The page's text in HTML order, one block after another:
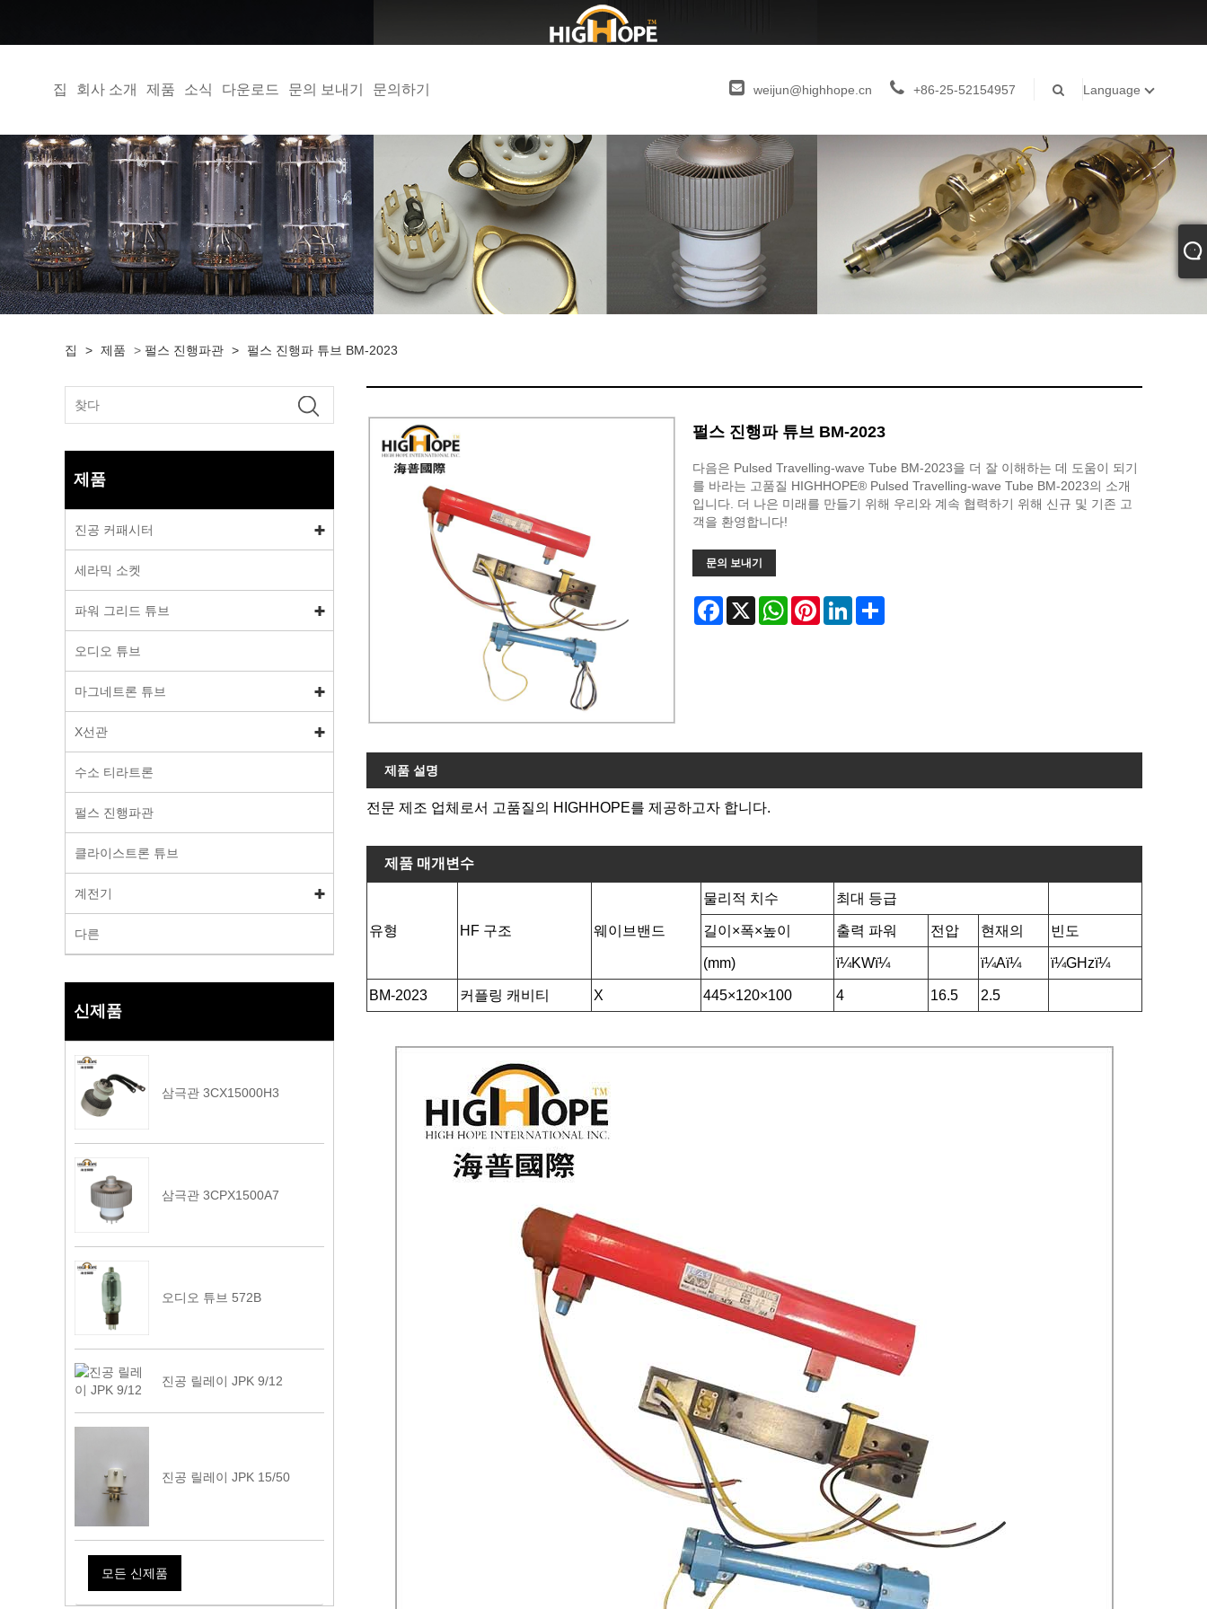
집 회사 소개 제품 소식 다운로드 문의 보내기 문의하기 weijun@highhope.cn +86-25-52154957 Language
집 > 제품 > 펄스 진행파관 > 펄스 진행파 튜브 BM-2023
제품
진공 커패시터
세라믹 소켓
파워 그리드 튜브
오디오 튜브
마그네트론 튜브
X선관
수소 티라트론
펄스 진행파관
클라이스트론 튜브
계전기
다른
신제품
삼극관 3CX15000H3
삼극관 3CPX1500A7
오디오 튜브 572B
진공 릴레이 JPK 9/12
진공 릴레이 JPK 15/50
모든 신제품
펄스 진행파 튜브 BM-2023
다음은 Pulsed Travelling-wave Tube BM-2023을 더 잘 이해하는 데 도움이 되기
를 바라는 고품질 HIGHHOPE® Pulsed Travelling-wave Tube BM-2023의 소개
입니다. 더 나은 미래를 만들기 위해 우리와 계속 협력하기 위해 신규 및 기존 고
객을 환영합니다!
문의 보내기
Facebook
X WhatsAppPinterestLinkedInShare
제품 설명
전문 제조 업체로서 고품질의 HIGHHOPE를 제공하고자 합니다.
제품 매개변수
유형 HF 구조 웨이브밴드
물리적 치수 최대 등급
길이×폭×높이 출력 파워 전압 현재의 빈도
(mm) ï¼KWï¼ ï¼Aï¼ ï¼GHzï¼
BM-2023 커플링 캐비티 X 445×120×100 4 16.5 2.5